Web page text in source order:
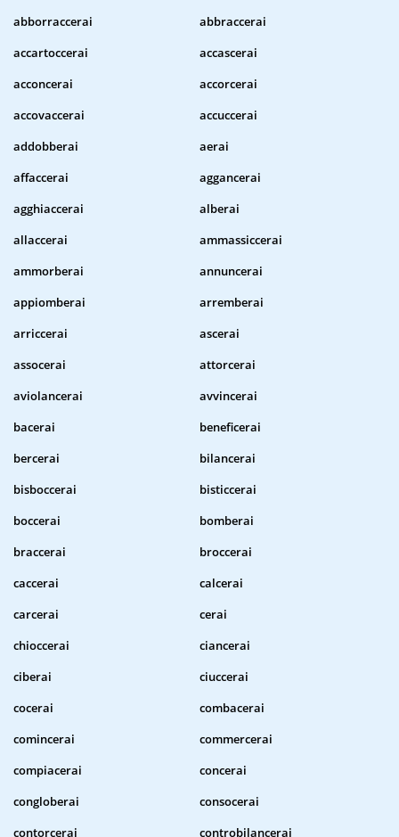
abborraccerai
abbraccerai
accartoccerai
accascerai
acconcerai
accorcerai
accovaccerai
accuccerai
addobberai
aerai
affaccerai
aggancerai
agghiaccerai
alberai
allaccerai
ammassiccerai
ammorberai
annuncerai
appiomberai
arremberai
arriccerai
ascerai
assocerai
attorcerai
aviolancerai
avvincerai
bacerai
beneficerai
bercerai
bilancerai
bisboccerai
bisticcerai
boccerai
bomberai
braccerai
broccerai
caccerai
calcerai
carcerai
cerai
chioccerai
ciancerai
ciberai
ciuccerai
cocerai
combacerai
comincerai
commercerai
compiacerai
concerai
congloberai
consocerai
contorcerai
controbilancerai